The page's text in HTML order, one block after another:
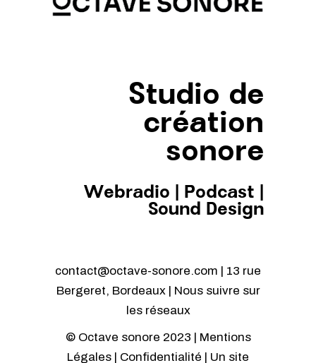
Studio de
création
sonore
Webradio Podcast
Sound Design
contact@octave-sonore.com | 13 rue
Bergeret, Bordeaux | Nous suivre sur
les réseaux
© Octave sonore 2023 | Mentions
Légales
Confidentialité | Un site